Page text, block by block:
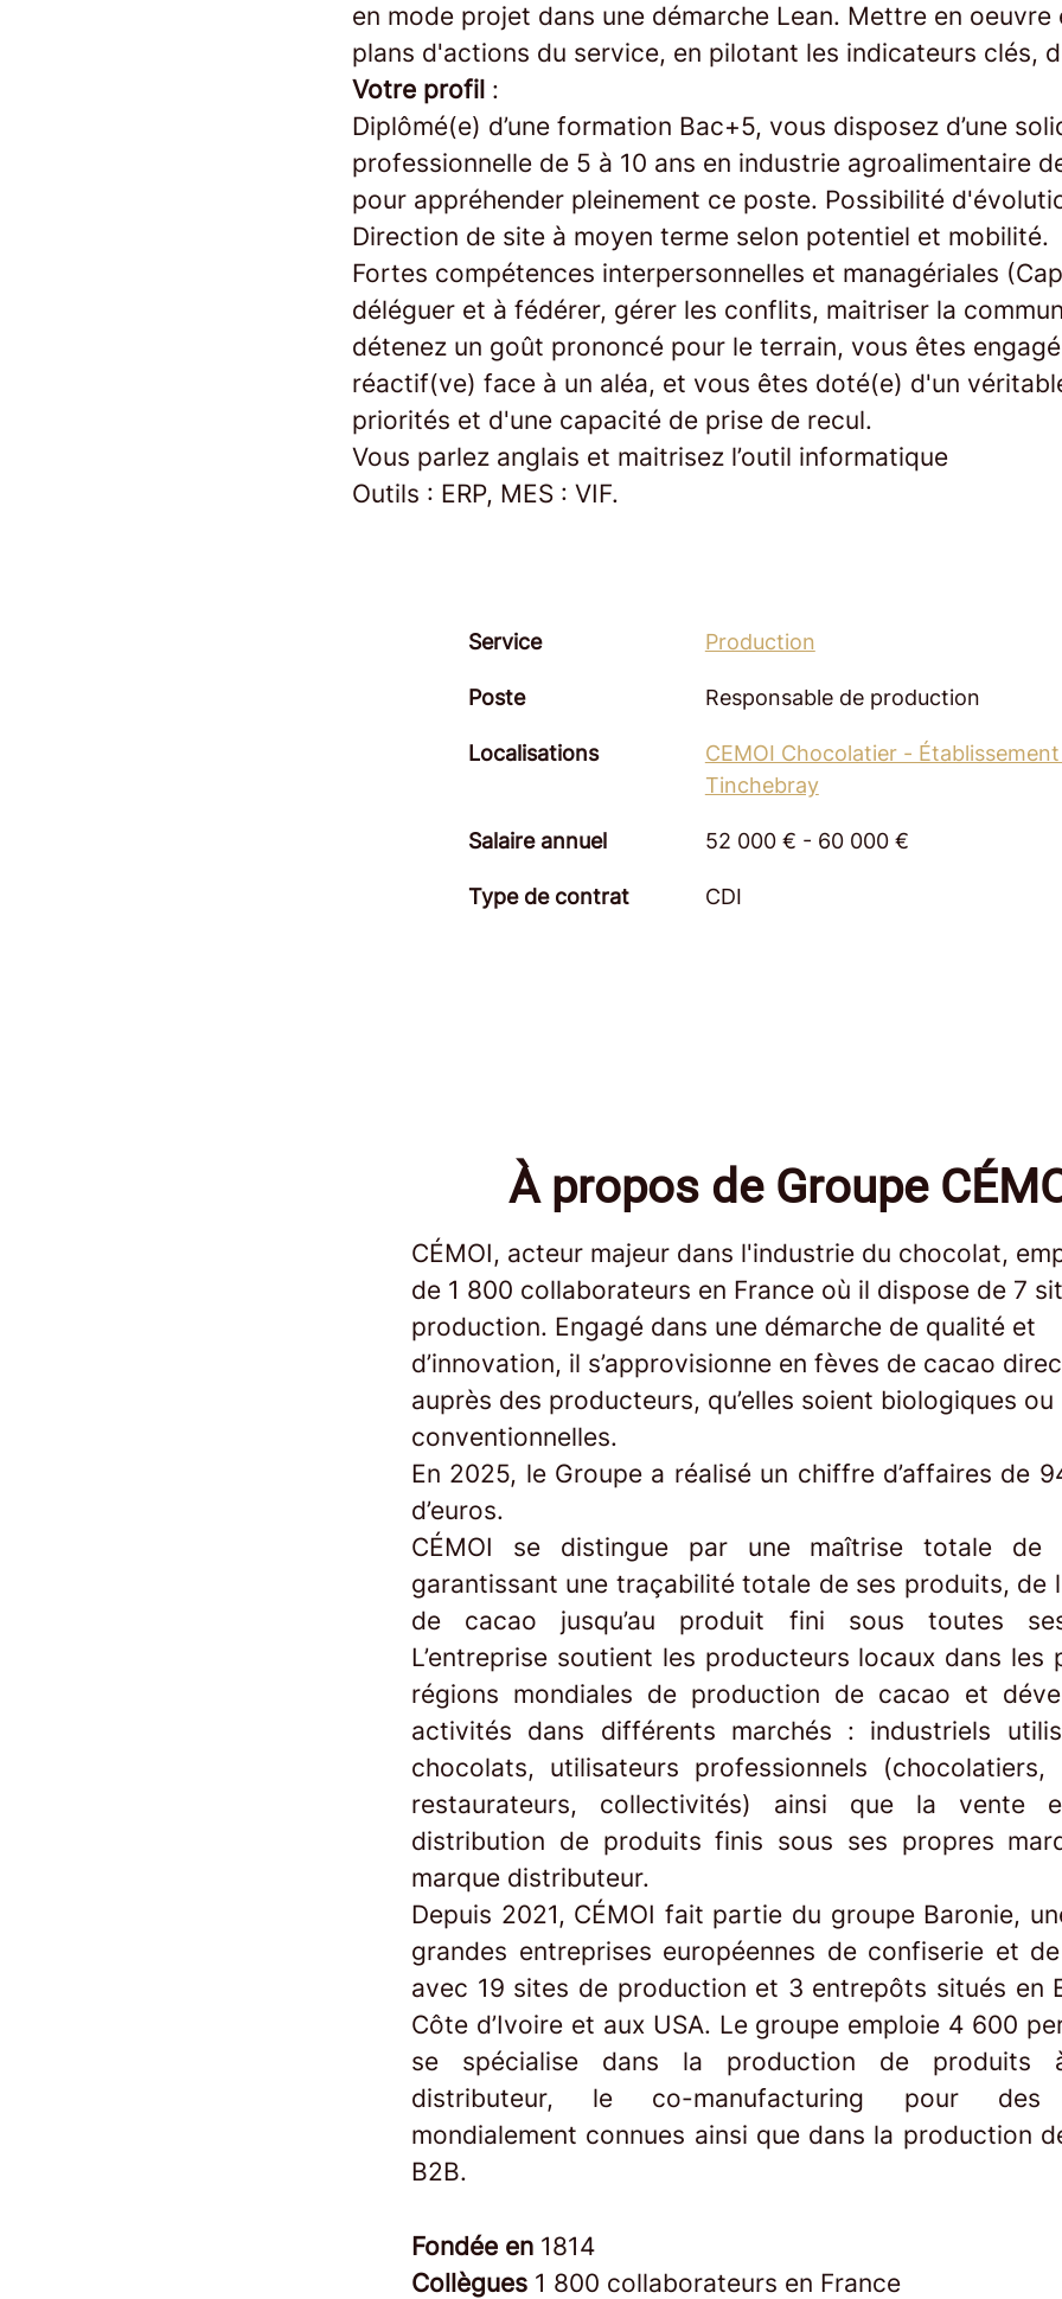
en mode projet dans une démarche Lean. Mettre en oeuvre
plans d'actions du service, en pilotant les indicateurs clés,
Votre profil :
Diplômé(e) d’une formation Bac+5, vous disposez d’une
professionnelle de 5 à 10 ans en industrie agroalimentaire
pour appréhender pleinement ce poste. Possibilité
Direction de site à moyen terme selon potentiel et mobilité.
Fortes compétences interpersonnelles et managériales
déléguer et à fédérer, gérer les conflits, maitriser la
détenez un goût prononcé pour le terrain, vous êtes
réactif(ve) face à un aléa, et vous êtes doté(e) d'un
priorités et d'une capacité de prise de recul.
Vous parlez anglais et maitrisez l’outil informatique
Outils : ERP, MES : VIF.
Service Production
Poste Responsable de production
Localisations
CEMOI Chocolatier -
Tinchebray
Salaire annuel 52 000 € - 60 000 €
Type de contrat CDI
À propos de Groupe
CÉMOI, acteur majeur dans l'industrie du chocolat,
de 1 800 collaborateurs en France où il dispose de 7
production. Engagé dans une démarche de qualité et
d’innovation, il s’approvisionne en fèves de cacao
auprès des producteurs, qu’elles soient biologiques ou
conventionnelles.
En 2025, le Groupe a réalisé un chiffre d’affaires de
d’euros.
CÉMOI se distingue par une maîtrise totale de
garantissant une traçabilité totale de ses produits, de
de cacao jusqu’au produit fini sous toutes
L’entreprise soutient les producteurs locaux dans les
régions mondiales de production de cacao et
activités dans différents marchés : industriels
chocolats, utilisateurs professionnels (chocolatiers,
restaurateurs, collectivités) ainsi que la vente
distribution de produits finis sous ses propres
marque distributeur.
Depuis 2021, CÉMOI fait partie du groupe Baronie,
grandes entreprises européennes de confiserie et
avec 19 sites de production et 3 entrepôts situés en
Côte d’Ivoire et aux USA. Le groupe emploie 4 600
se spécialise dans la production de produits
distributeur, le co-manufacturing pour des
mondialement connues ainsi que dans la production
B2B.
Fondée en 1814
Collègues 1 800 collaborateurs en France